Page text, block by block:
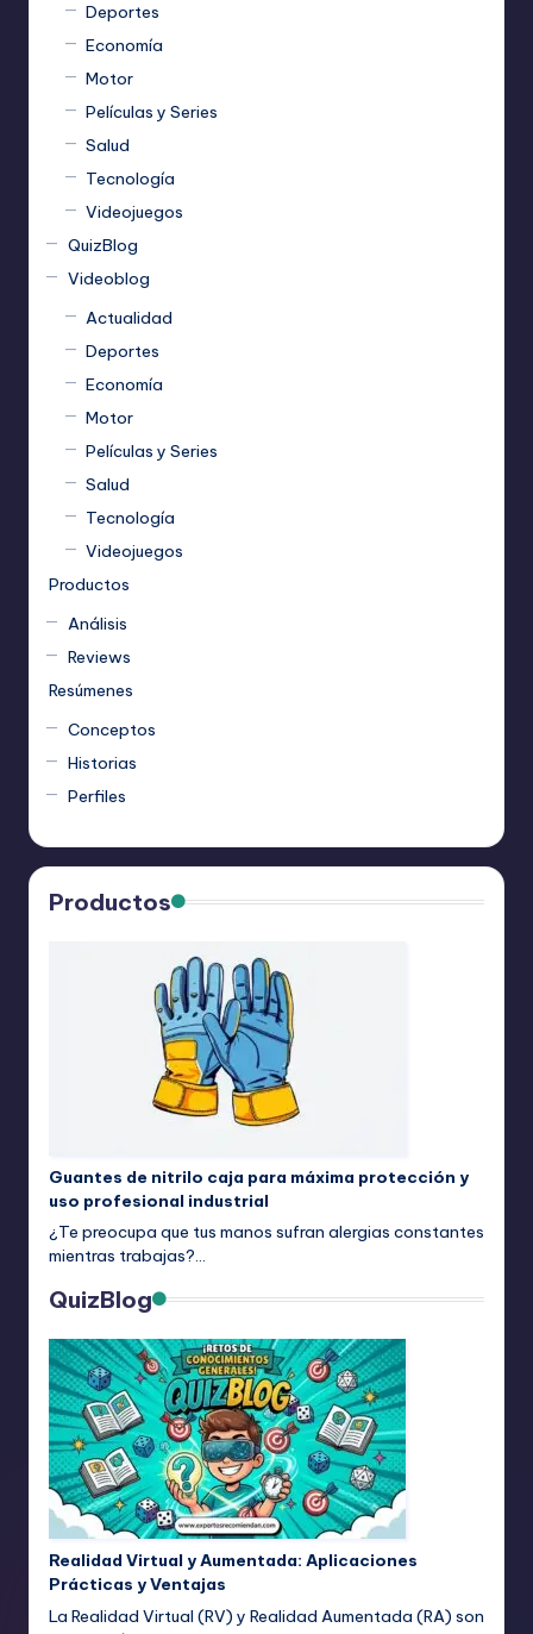
Deportes
Economía
Motor
Películas y Series
Salud
Tecnología
Videojuegos
QuizBlog
Videoblog
Actualidad
Deportes
Economía
Motor
Películas y Series
Salud
Tecnología
Videojuegos
Productos
Análisis
Reviews
Resúmenes
Conceptos
Historias
Perfiles
Productos
Guantes de nitrilo caja para máxima protección y
uso profesional industrial
¿Te preocupa que tus manos sufran alergias constantes
mientras trabajas?…
QuizBlog
Realidad Virtual y Aumentada: Aplicaciones
Prácticas y Ventajas
La Realidad Virtual (RV) y Realidad Aumentada (RA) son